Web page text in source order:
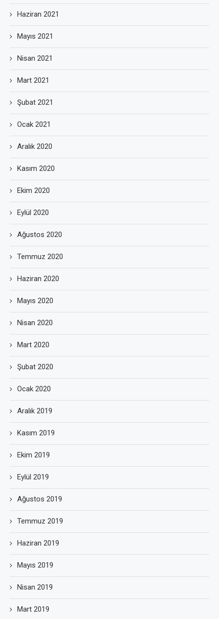
Haziran 2021
Mayıs 2021
Nisan 2021
Mart 2021
Şubat 2021
Ocak 2021
Aralık 2020
Kasım 2020
Ekim 2020
Eylül 2020
Ağustos 2020
Temmuz 2020
Haziran 2020
Mayıs 2020
Nisan 2020
Mart 2020
Şubat 2020
Ocak 2020
Aralık 2019
Kasım 2019
Ekim 2019
Eylül 2019
Ağustos 2019
Temmuz 2019
Haziran 2019
Mayıs 2019
Nisan 2019
Mart 2019